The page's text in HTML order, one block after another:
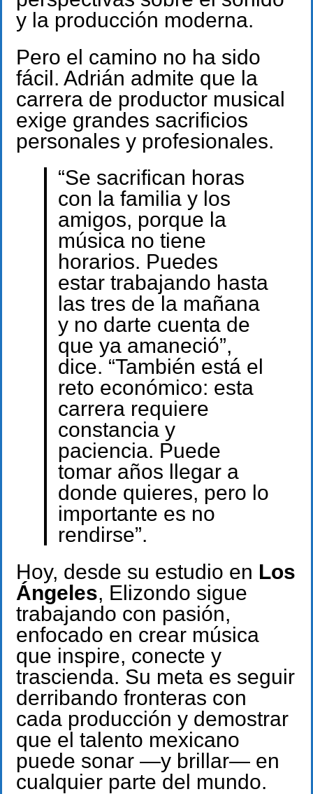
y la producción moderna.
Pero el camino no ha sido
fácil. Adrián admite que la
carrera de productor musical
exige grandes sacrificios
personales y profesionales.
“Se sacrifican horas
con la familia y los
amigos, porque la
música no tiene
horarios. Puedes
estar trabajando hasta
las tres de la mañana
y no darte cuenta de
que ya amaneció”,
dice. “También está el
reto económico: esta
carrera requiere
constancia y
paciencia. Puede
tomar años llegar a
donde quieres, pero lo
importante es no
rendirse”.
Hoy, desde su estudio en Los
Ángeles, Elizondo sigue
trabajando con pasión,
enfocado en crear música
que inspire, conecte y
trascienda. Su meta es seguir
derribando fronteras con
cada producción y demostrar
que el talento mexicano
puede sonar —y brillar— en
cualquier parte del mundo.